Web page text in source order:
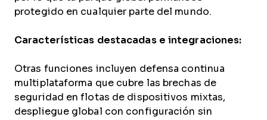
protegido en cualquier parte del mundo.
Características destacadas e integraciones:
Otras funciones incluyen defensa continua
multiplataforma que cubre las brechas de
seguridad en flotas de dispositivos mixtas,
despliegue global con configuración sin